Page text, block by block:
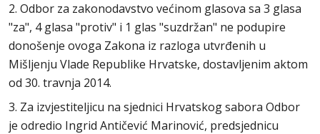
2. Odbor za zakonodavstvo većinom glasova sa 3 glasa
"za", 4 glasa "protiv" i 1 glas "suzdržan" ne podupire
donošenje ovoga Zakona iz razloga utvrđenih u
Mišljenju Vlade Republike Hrvatske, dostavljenim aktom
od 30. travnja 2014.
3. Za izvjestiteljicu na sjednici Hrvatskog sabora Odbor
je odredio Ingrid Antičević Marinović, predsjednicu